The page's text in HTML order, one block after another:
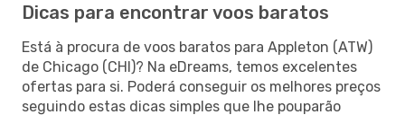
Dicas para encontrar voos baratos
Está à procura de voos baratos para Appleton (ATW)
de Chicago (CHI)? Na eDreams, temos excelentes
ofertas para si. Poderá conseguir os melhores preços
seguindo estas dicas simples que lhe pouparão